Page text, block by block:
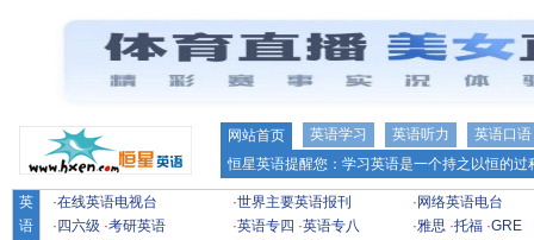
网站首页 英语学习 英语听力
英语口语
恒星英语提醒您：学习英语是一个持之以恒的
英
语
·在线英语电视台 ·世界主要英语报刊 · 网络英语电台
· 四六级 ·考研英语 ·英语专四 ·英语专八 ·雅思 ·托福 ·GRE